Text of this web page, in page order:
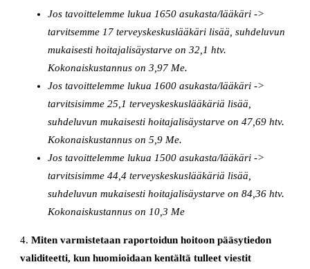
Jos tavoittelemme lukua 1650 asukasta/lääkäri ->
tarvitsemme 17 terveyskeskuslääkäri lisää, suhdeluvun
mukaisesti hoitajalisäystarve on 32,1 htv.
Kokonaiskustannus on 3,97 Me.
Jos tavoittelemme lukua 1600 asukasta/lääkäri ->
tarvitsisimme 25,1 terveyskeskuslääkäriä lisää,
suhdeluvun mukaisesti hoitajalisäystarve on 47,69 htv.
Kokonaiskustannus on 5,9 Me.
Jos tavoittelemme lukua 1500 asukasta/lääkäri ->
tarvitsisimme 44,4 terveyskeskuslääkäriä lisää,
suhdeluvun mukaisesti hoitajalisäystarve on 84,36 htv.
Kokonaiskustannus on 10,3 Me
4.Miten varmistetaan raportoidun hoitoon pääsytiedon
validiteetti, kun huomioidaan kentältä tulleet viestit